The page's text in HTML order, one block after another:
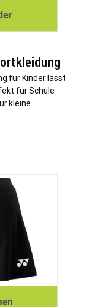
für Kinder lässt
für Schule
kleine